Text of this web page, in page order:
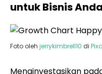
untuk Bisnis Anda
Foto oleh jerrykimbrell10 di
Menginvestasikan